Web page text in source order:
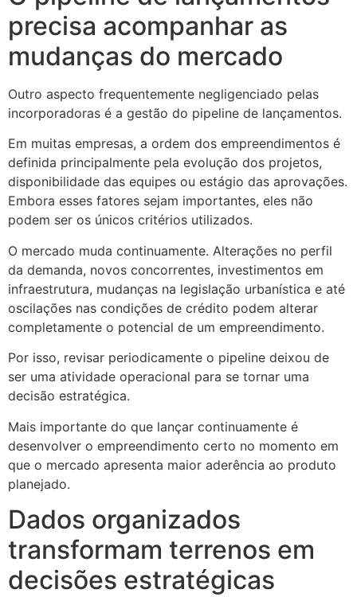
precisa acompanhar as
mudanças do mercado
Outro aspecto frequentemente negligenciado pelas
incorporadoras é a gestão do pipeline de lançamentos.
Em muitas empresas, a ordem dos empreendimentos é
definida principalmente pela evolução dos projetos,
disponibilidade das equipes ou estágio das aprovações.
Embora esses fatores sejam importantes, eles não
podem ser os únicos critérios utilizados.
O mercado muda continuamente. Alterações no perfil
da demanda, novos concorrentes, investimentos em
infraestrutura, mudanças na legislação urbanística e até
oscilações nas condições de crédito podem alterar
completamente o potencial de um empreendimento.
Por isso, revisar periodicamente o pipeline deixou de
ser uma atividade operacional para se tornar uma
decisão estratégica.
Mais importante do que lançar continuamente é
desenvolver o empreendimento certo no momento em
que o mercado apresenta maior aderência ao produto
planejado.
Dados organizados
transformam terrenos em
decisões estratégicas